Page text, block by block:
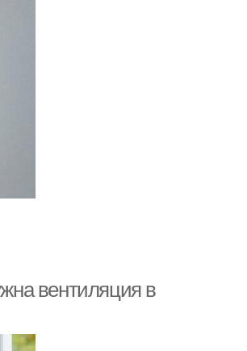
вентиляция в